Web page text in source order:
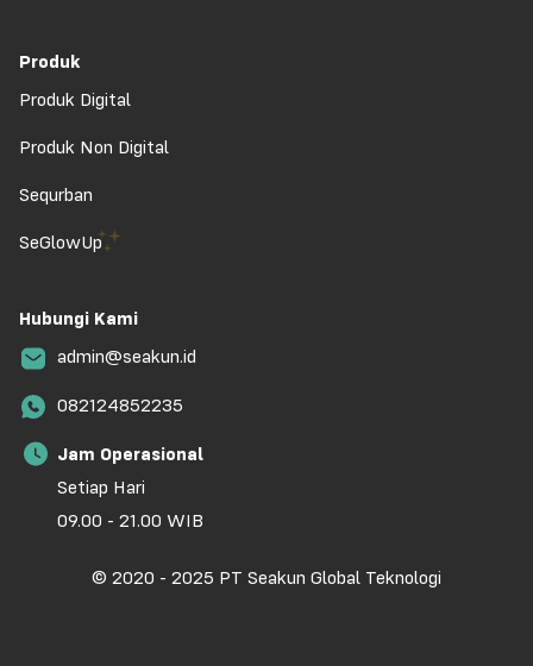
Produk
Produk Digital
Produk Non Digital
Sequrban
SeGlowUp
Hubungi Kami
admin@seakun.id
082124852235
Jam Operasional
Setiap Hari
09.00 - 21.00 WIB
© 2020 - 2025 PT Seakun Global Teknologi